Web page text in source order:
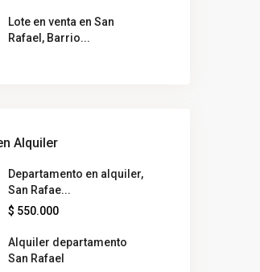
Lote en venta en San
Rafael, Barrio...
Alquiler
Departamento en alquiler,
San Rafae...
$ 550.000
Alquiler departamento
San Rafael